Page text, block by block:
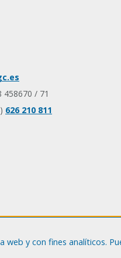
458670 / 71
626 210 811
y con fines analíticos.